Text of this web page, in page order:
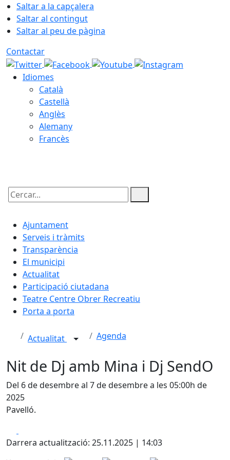
Saltar a la capçalera
Saltar al contingut
Saltar al peu de pàgina
Contactar
Idiomes
Català
Castellà
Anglès
Alemany
Francès
Cercar:
Ajuntament
Serveis i tràmits
Transparència
El municipi
Actualitat
Participació ciutadana
Teatre Centre Obrer Recreatiu
Porta a porta
Actualitat Agenda
Nit de Dj amb Mina i Dj SendO
Del 6 de desembre al 7 de desembre a les 05:00h de
2025
Pavelló.
Darrera actualització: 25.11.2025 | 14:03